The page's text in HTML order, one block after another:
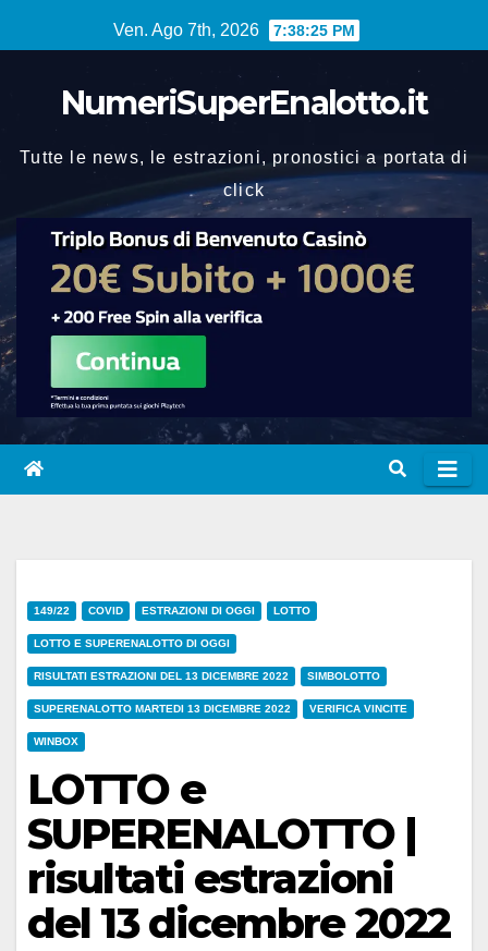
al
Ven. Ago 7th, 2026 7:38:26 PM
NumeriSuperEnalotto.it
Tutte le news, le estrazioni, pronostici a portata di
click
149/22 COVID ESTRAZIONI DI OGGI LOTTO
LOTTO E SUPERENALOTTO DI OGGI
RISULTATI ESTRAZIONI DEL 13 DICEMBRE 2022 SIMBOLOTTO
SUPERENALOTTO MARTEDI 13 DICEMBRE 2022 VERIFICA VINCITE
WINBOX
LOTTO e
SUPERENALOTTO |
risultati estrazioni
del 13 dicembre 2022